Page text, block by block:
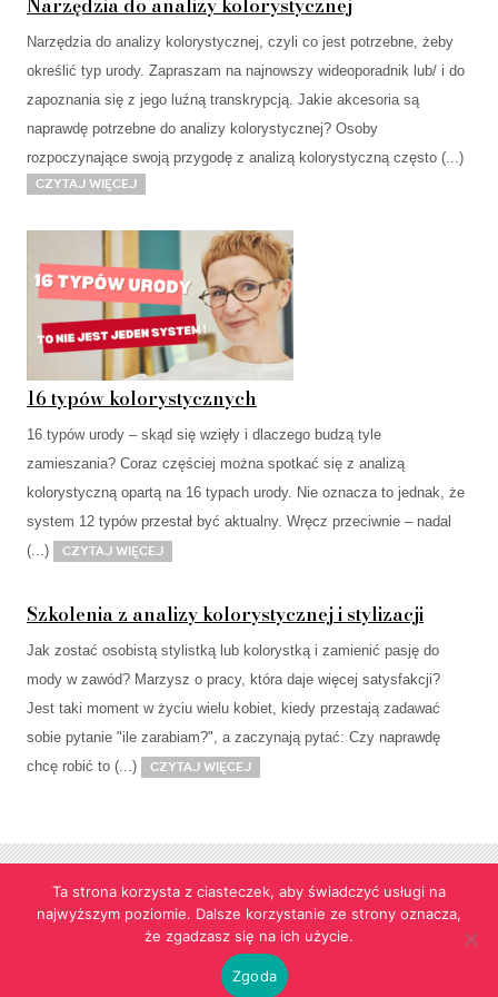
Narzędzia do analizy kolorystycznej
Narzędzia do analizy kolorystycznej, czyli co jest potrzebne, żeby
określić typ urody. Zapraszam na najnowszy wideoporadnik lub/ i do
zapoznania się z jego luźną transkrypcją. Jakie akcesoria są
naprawdę potrzebne do analizy kolorystycznej? Osoby
rozpoczynające swoją przygodę z analizą kolorystyczną często (...)
Czytaj więcej
16 typów kolorystycznych
16 typów urody – skąd się wzięły i dlaczego budzą tyle
zamieszania? Coraz częściej można spotkać się z analizą
kolorystyczną opartą na 16 typach urody. Nie oznacza to jednak, że
system 12 typów przestał być aktualny. Wręcz przeciwnie – nadal
(...)
Czytaj więcej
Szkolenia z analizy kolorystycznej i stylizacji
Jak zostać osobistą stylistką lub kolorystką i zamienić pasję do
mody w zawód? Marzysz o pracy, która daje więcej satysfakcji?
Jest taki moment w życiu wielu kobiet, kiedy przestają zadawać
sobie pytanie "ile zarabiam?", a zaczynają pytać: Czy naprawdę
chcę robić to (...)
Czytaj więcej
Ta strona korzysta z ciasteczek, aby świadczyć usługi na
najwyższym poziomie. Dalsze korzystanie ze strony oznacza,
że zgadzasz się na ich użycie.
Zgoda
Strona korzysta z informacji przechowywanych w plikach cookies w celach
funkcjonalnych oraz statystycznych.
agencja reklamowa Gliwice